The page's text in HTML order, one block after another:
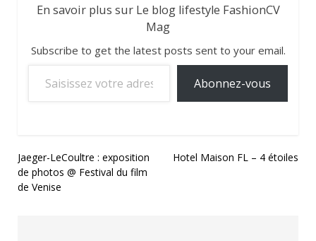
En savoir plus sur Le blog lifestyle FashionCV
Mag
Subscribe to get the latest posts sent to your email.
Abonnez-vous
Navigation
de
Jaeger-LeCoultre : exposition
de photos @ Festival du film
de Venise
Hotel Maison FL – 4 étoiles